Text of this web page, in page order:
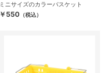
ミニサイズのカラーバスケット
￥550 （税込）